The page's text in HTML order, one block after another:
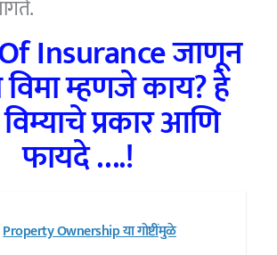
Insurance जाणून
म्हणजे काय? हे
प्रकार आणि
फायदे ….!
Property Ownership या गोष्टींमुळे